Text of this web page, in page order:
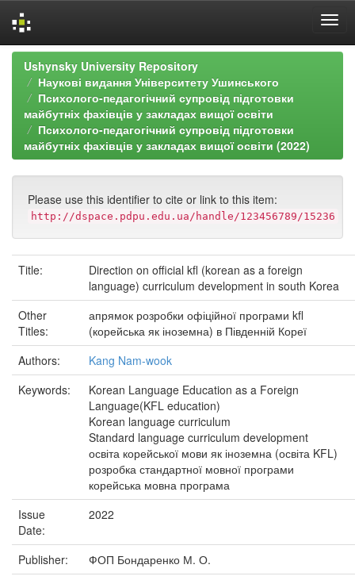
Skip
navigation
Ushynsky University Repository
Наукові видання Університету Ушинського
Психолого-педагогічний супровід підготовки
майбутніх фахівців у закладах вищої освіти
Психолого-педагогічний супровід підготовки
майбутніх фахівців у закладах вищої освіти (2022)
Please use this identifier to cite or link to this item:
http://dspace.pdpu.edu.ua/handle/123456789/15236
Title:
Direction on official kfl (korean as a foreign
language) curriculum development in south Korea
Other
Titles:
апрямок розробки офіційної програми kfl
(корейська як іноземна) в Південній Кореї
Authors:
Kang Nam-wook
Keywords:
Korean Language Education as a Foreign
Language(KFL education)
Korean language curriculum
Standard language curriculum development
освіта корейської мови як іноземна (освіта KFL)
розробка стандартної мовної програми
корейська мовна програма
Issue
Date:
2022
Publisher:
ФОП Бондаренко М. О.